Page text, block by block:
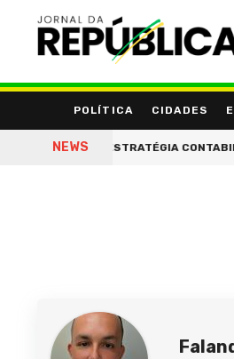
POLÍTICA CIDADES
NEWS
ESTRATÉGIA CONTABILIDADE